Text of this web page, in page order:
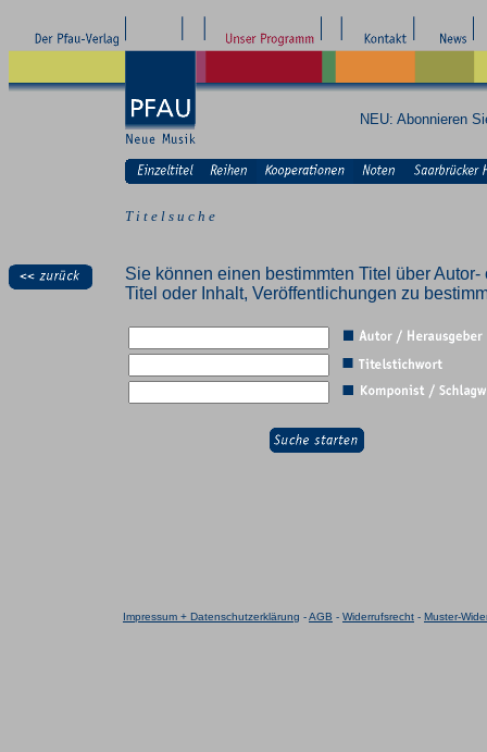
NEU: Abonnieren
T i t e l s u c h e
Sie können einen bestimmten Titel über
Titel oder Inhalt, Veröffentlichungen zu
Impressum + Datenschutzerklärung -AGB - Widerrufsrecht - Muster-